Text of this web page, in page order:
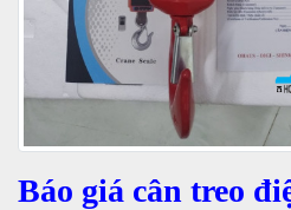
Báo giá cân treo